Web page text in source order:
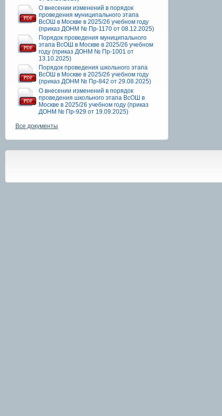
О внесении изменений в порядок
проведения муниципального этапа
ВсОШ в Москве в 2025/26 учебном году
(приказ ДОНМ № Пр-1170 от 08.12.2025)
Порядок проведения муниципального
этапа ВсОШ в Москве в 2025/26 учебном
году (приказ ДОНМ № Пр-1001 от
13.10.2025)
Порядок проведения школьного этапа
ВсОШ в Москве в 2025/26 учебном году
(приказ ДОНМ № Пр-842 от 29.08.2025)
О внесении изменений в порядок
проведения школьного этапа ВсОШ в
Москве в 2025/26 учебном году (приказ
ДОНМ № Пр-929 от 19.09.2025)
Все документы